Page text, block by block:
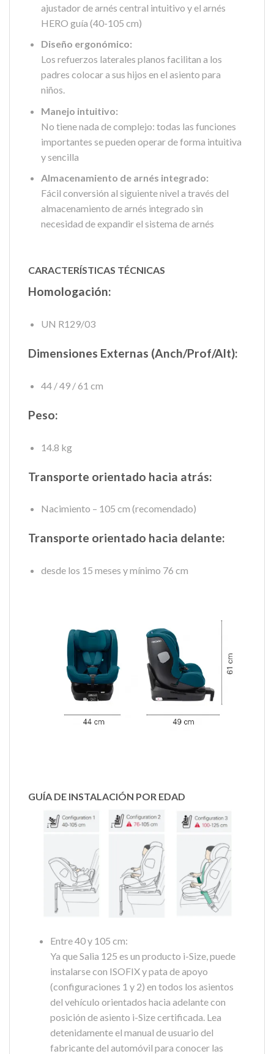
ajustador de arnés central intuitivo y el arnés
HERO guía (40-105 cm)
Diseño ergonómico:
Los refuerzos laterales planos facilitan a los
padres colocar a sus hijos en el asiento para
niños.
Manejo intuitivo:
No tiene nada de complejo: todas las funciones
importantes se pueden operar de forma intuitiva
y sencilla
Almacenamiento de arnés integrado:
Fácil conversión al siguiente nivel a través del
almacenamiento de arnés integrado sin
necesidad de expandir el sistema de arnés
CARACTERÍSTICAS TÉCNICAS
Homologación:
UN R129/03
Dimensiones Externas (Anch/Prof/Alt):
44 / 49 / 61 cm
Peso:
14.8 kg
Transporte orientado hacia atrás:
Nacimiento – 105 cm (recomendado)
Transporte orientado hacia delante:
desde los 15 meses y mínimo 76 cm
GUÍA DE INSTALACIÓN POR EDAD
Entre 40 y 105 cm:
Ya que Salia 125 es un producto i-Size, puede
instalarse con ISOFIX y pata de apoyo
(configuraciones 1 y 2) en todos los asientos
del vehículo orientados hacia adelante con
posición de asiento i-Size certificada. Lea
detenidamente el manual de usuario del
fabricante del automóvil para conocer las